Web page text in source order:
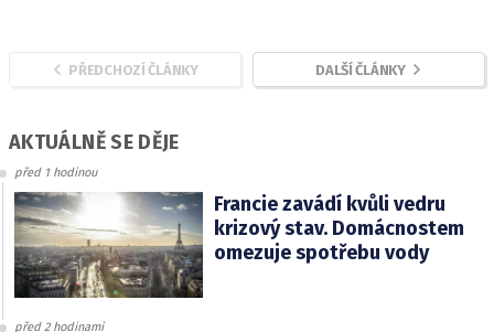
PŘEDCHOZÍ ČLÁNKY DALŠÍ ČLÁNKY
AKTUÁLNĚ SE DĚJE
před 1 hodinou
Francie zavádí kvůli vedru
krizový stav. Domácnostem
omezuje spotřebu vody
před 2 hodinami